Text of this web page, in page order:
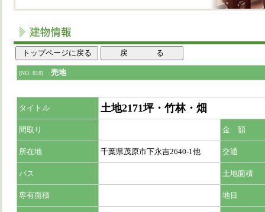
[NO. 818] 売地
タイトル 土地2171坪・竹林・畑
間取り 金 額
所在地 千葉県茂原市下永吉2640-1他 交通
バス 土地面積
専有面積 地目